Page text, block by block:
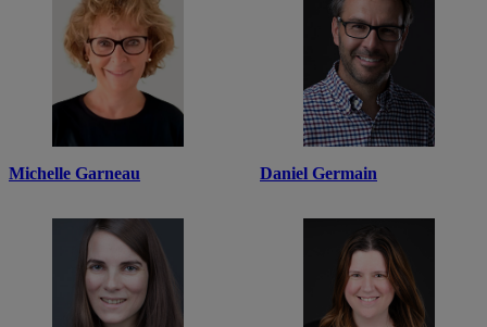
Michelle Garneau Daniel Germain